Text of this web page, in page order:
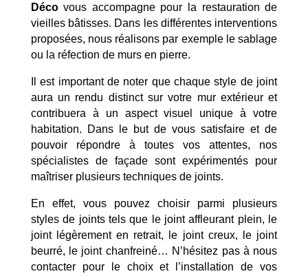
Décovous accompagne pour la restauration de
vieilles bâtisses. Dans les différentes interventions
proposées, nous réalisons par exemple le sablage
ou la réfection de murs en pierre.
Il est important de noter que chaque style de joint
aura un rendu distinct sur votre mur extérieur et
contribuera à un aspect visuel unique à votre
habitation. Dans le but de vous satisfaire et de
pouvoir répondre à toutes vos attentes, nos
spécialistes de façade sont expérimentés pour
maîtriser plusieurs techniques de joints.
En effet, vous pouvez choisir parmi plusieurs
styles de joints tels que le joint affleurant plein, le
joint légèrement en retrait, le joint creux, le joint
beurré, le joint chanfreiné… N’hésitez pas à nous
contacter pour le choix et l’installation de vos